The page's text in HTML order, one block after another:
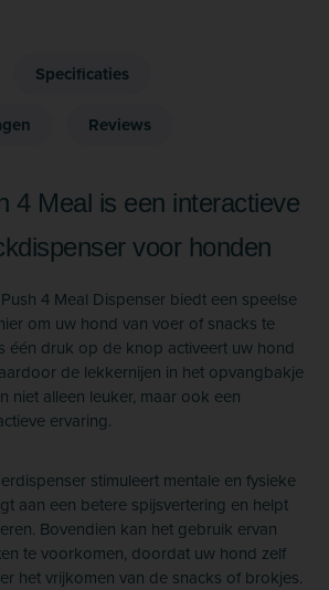
Specificaties
Reviews
4 Meal is een interactieve
voor honden
4 Meal Dispenser biedt een speelse
om uw hond van voer of snacks te
één druk op de knop activeert uw hond
de lekkernijen in het opvangbakje
niet alleen leuker, maar ook een
ervaring.
stimuleert mentale en fysieke
aan een betere spijsvertering en helpt
Bovendien kan het gebruik ervan
te voorkomen, doordat uw hond zelf
het vrijkomen van de snacks of brokjes.